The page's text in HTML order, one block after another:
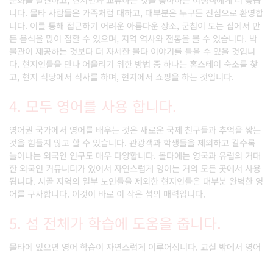
니다. 몰타 사람들은 가족처럼 대하고, 대부분은 누구든 진심으로 환영합
니다. 이를 통해 접근하기 어려운 아름다운 장소, 군침이 도는 집에서 만
든 음식을 많이 접할 수 있으며, 지역 역사와 전통을 볼 수 있습니다. 박
물관이 제공하는 것보다 더 자세한 몰타 이야기를 들을 수 있을 것입니
다. 현지인들을 만나 어울리기 위한 방법 중 하나는 홈스테이 숙소를 찾
고, 현지 식당에서 식사를 하며, 현지에서 쇼핑을 하는 것입니다.
4. 모두 영어를 사용 합니다.
영어권 국가에서 영어를 배우는 것은 새로운 국제 친구들과 추억을 쌓는
것을 힘들지 않고 할 수 있습니다. 관광객과 학생들을 제외하고 갈수록
늘어나는 외국인 인구도 매우 다양합니다. 몰타에는 영국과 유럽의 거대
한 외국인 커뮤니티가 있어서 자연스럽게 영어는 거의 모든 곳에서 사용
됩니다. 시골 지역의 일부 노인들을 제외한 현지인들은 대부분 완벽한 영
어를 구사합니다. 이것이 바로 이 작은 섬의 매력입니다.
5. 섬 전체가 학습에 도움을 줍니다.
몰타에 있으면 영어 학습이 자연스럽게 이루어집니다. 교실 밖에서 영어